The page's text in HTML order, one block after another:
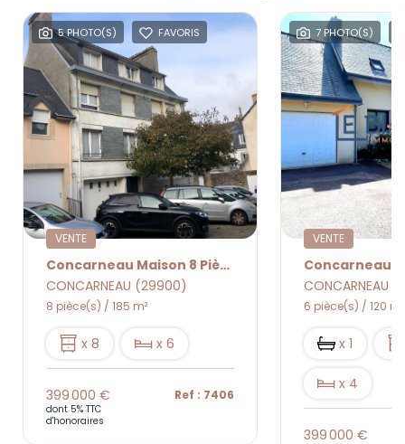
5 PHOTO(S) FAVORIS
VENTE
Concarneau Maison 8 Pièce(s)
CONCARNEAU (29900)
8 pièce(s) / 185 m²
x 8 x 6
399 000 €
dont 5% TTC
d'honoraires
Ref : 7406
7 PHOTO(S)
VENTE
CONCARNEAU
6 pièce(s) / 120 m²
x 1
x 4
399 000 €